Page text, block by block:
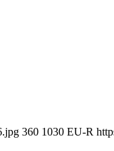
360 1030 EU-R